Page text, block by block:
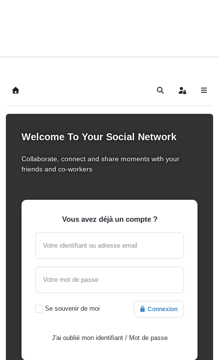
Home SearchSign In
Welcome To Your Social Network
Collaborate, connect and share moments with your
friends and co-workers
Vous avez déjà un compte ?
Votre identifiant ou adresse email
Votre mot de passe
Se souvenir de moi Connexion
J'ai oublié mon identifiant/ Mot de passe